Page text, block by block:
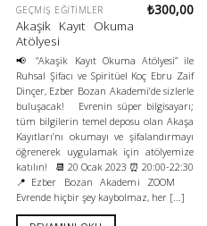
GEÇMIŞ EĞITIMLER
Akaşik Kayıt Okuma
Atölyesi
₺300,00
📢 “Akaşik Kayıt Okuma Atölyesi” ile
Ruhsal Şifacı ve Spiritüel Koç Ebru Zaif
Dinçer, Ezber Bozan Akademi’de sizlerle
buluşacak! Evrenin süper bilgisayarı;
tüm bilgilerin temel deposu olan Akaşa
Kayıtları’nı okumayı ve şifalandırmayı
öğrenerek uygulamak için atölyemize
katılın! 📆 20 Ocak 2023 ⏰ 20:00-22:30
📍Ezber Bozan Akademi ZOOM
Evrende hiçbir şey kaybolmaz, her [...]